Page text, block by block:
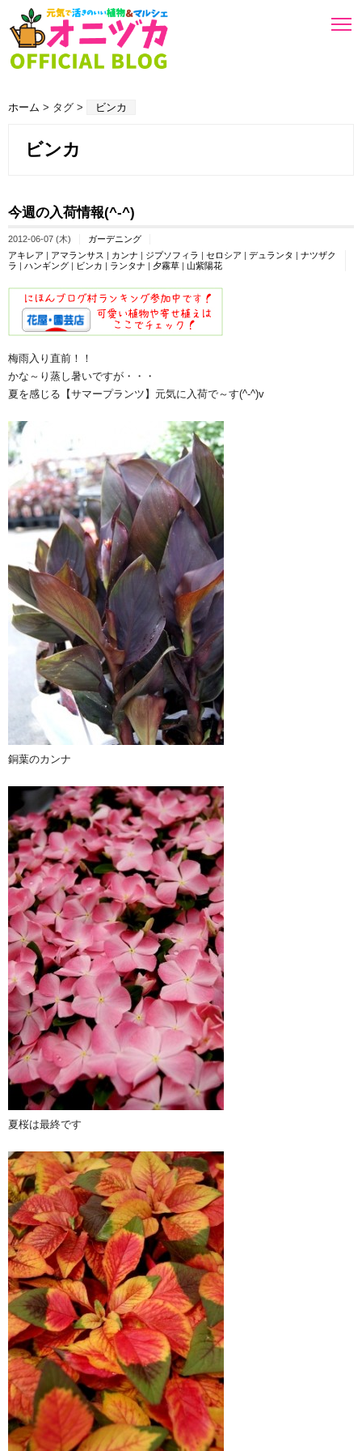
ホーム > タグ > ビンカ
ビンカ
今週の入荷情報(^-^)
2012-06-07 (木)
ガーデニング
アキレア | アマランサス | カンナ | ジプソフィラ | セロシア | デュランタ | ナツザク
ラ | ハンギング | ビンカ | ランタナ | 夕霧草 | 山紫陽花
梅雨入り直前！！
かな～り蒸し暑いですが・・・
夏を感じる【サマープランツ】元気に入荷で～す(^-^)v
銅葉のカンナ
夏桜は最終です